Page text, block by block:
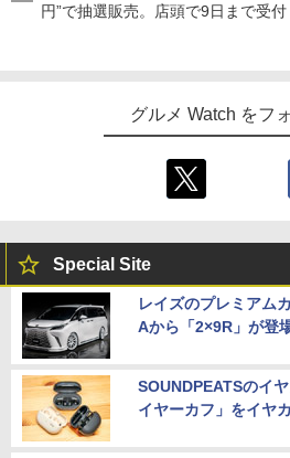
円”で抽選販売。店頭で9日まで受付
グルメ Watch をフ
Special Site
レイズのプレミアム
Aから「2×9R」が登
SOUNDPEATSのイ
イヤーカフ」をイヤ